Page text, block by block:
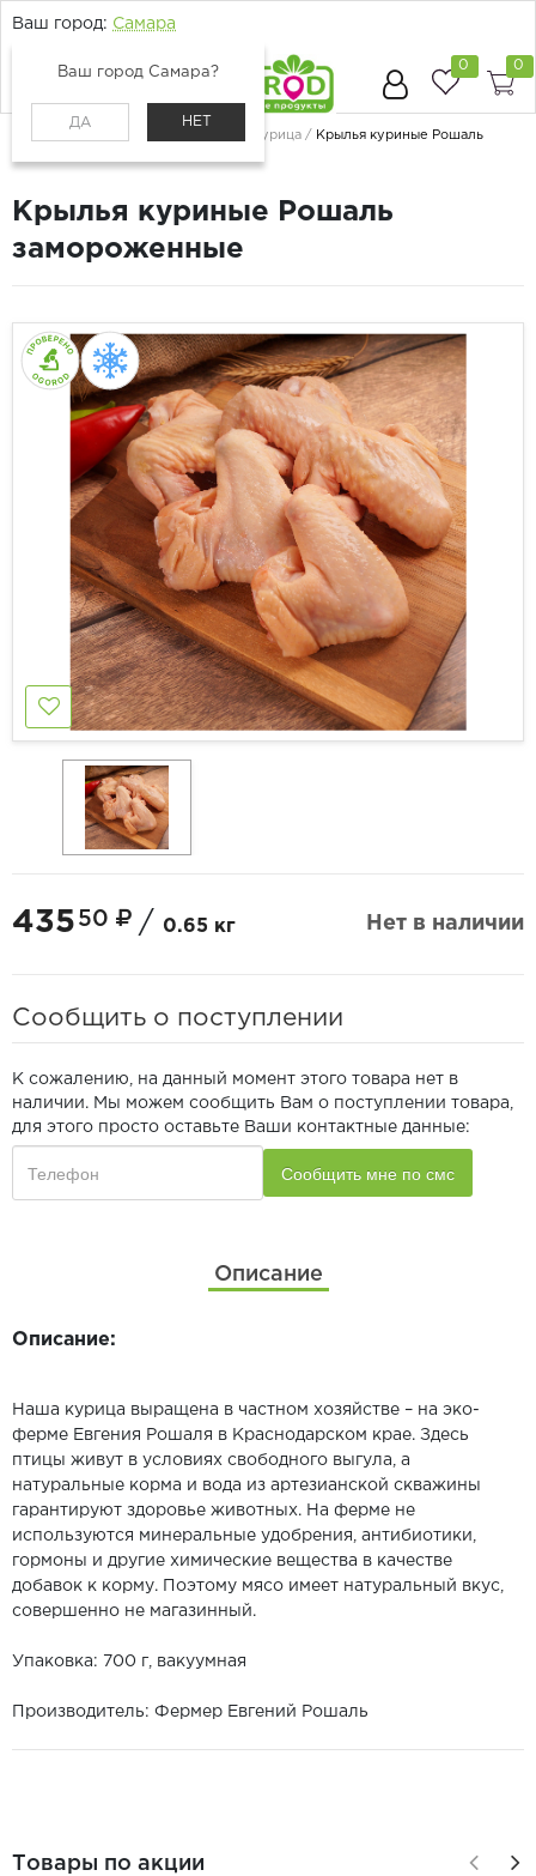
Ваш город: Самара
Ваш город Самара?
ДА НЕТ
0 0
Курица
Крылья куриные Рошаль
Крылья куриные Рошаль
замороженные
435 50 / 0.65 кг Нет в наличии
Сообщить о поступлении
К сожалению, на данный момент этого товара нет в
наличии. Мы можем сообщить Вам о поступлении товара,
для этого просто оставьте Ваши контактные данные:
Описание
Описание:
Наша курица выращена в частном хозяйстве – на эко-
ферме Евгения Рошаля в Краснодарском крае. Здесь
птицы живут в условиях свободного выгула, а
натуральные корма и вода из артезианской скважины
гарантируют здоровье животных. На ферме не
используются минеральные удобрения, антибиотики,
гормоны и другие химические вещества в качестве
добавок к корму. Поэтому мясо имеет натуральный вкус,
совершенно не магазинный.
Упаковка: 700 г, вакуумная
Производитель: Фермер Евгений Рошаль
Товары по акции